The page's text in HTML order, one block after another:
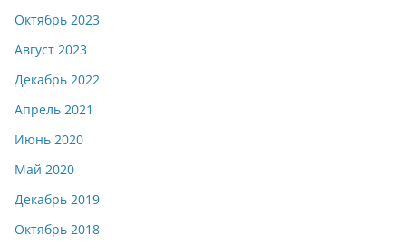
Октябрь 2023
Август 2023
Декабрь 2022
Апрель 2021
Июнь 2020
Май 2020
Декабрь 2019
Октябрь 2018